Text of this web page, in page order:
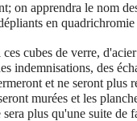
on apprendra le nom
en
cubes de verre,
indemnisations, des
et ne seront plus
murées et les
plus qu'une suite de